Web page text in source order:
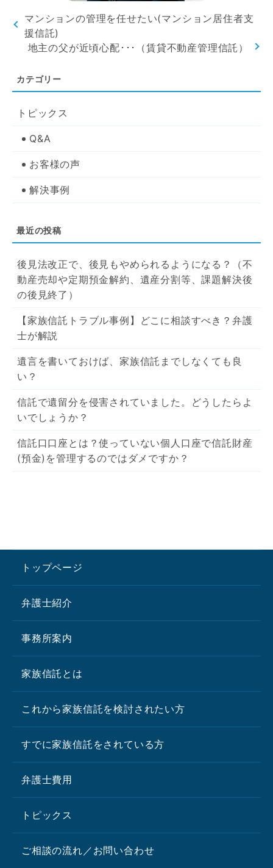
マンションの管理を任せたい(マンション居住者支
援信託)
地主の父が近頃心配･･･（賃貸不動産管理信託）
トピックス
Q&A
お客様の声
解決事例
後見法改正で、後見もやめられるようになる？（不
動産売却や定期預金解約、遺産分割等、課題解決後
の後見終了）
【家族信託トラブル事例】どこに相談すべき？弁護
士が解説
遺言を書いておけば、家族信託までしなくても良
い？
信託で遺留分を侵害されていました。どうしたらよ
いでしょうか？
信託口口座とは？使っていない個人口座で信託財産
(預金)を管理するのではダメですか？
トップページ
弁護士紹介
事務所案内
家族信託とは
これから家族信託を検討されたい方
すでに家族信託をされている方
弁護士費用
トピックス
ご相談の流れ／お問い合わせ